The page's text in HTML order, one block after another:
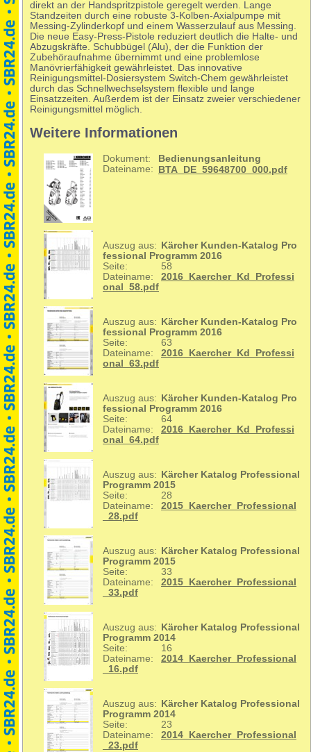
direkt an der Handspritzpistole geregelt werden. Lange
Standzeiten durch eine robuste 3-Kolben-Axialpumpe mit
Messing-Zylinderkopf und einem Wasserzulauf aus Messing.
Die neue Easy-Press-Pistole reduziert deutlich die Halte- und
Abzugskräfte. Schubbügel (Alu), der die Funktion der
Zubehöraufnahme übernimmt und eine problemlose
Manövrierfähigkeit gewährleistet. Das innovative
Reinigungsmittel-Dosiersystem Switch-Chem gewährleistet
durch das Schnellwechselsystem flexible und lange
Einsatzzeiten. Außerdem ist der Einsatz zweier verschiedener
Reinigungsmittel möglich.
Weitere Informationen
Dokument:
Bedienungsanleitung
Dateiname:
BTA_DE_59648700_000.pdf
Auszug aus:
Kärcher Kunden-Katalog Pro
fessional Programm 2016
Seite:
58
Dateiname:
2016_Kaercher_Kd_Professi
onal_58.pdf
Auszug aus:
Kärcher Kunden-Katalog Pro
fessional Programm 2016
Seite:
63
Dateiname:
2016_Kaercher_Kd_Professi
onal_63.pdf
Auszug aus:
Kärcher Kunden-Katalog Pro
fessional Programm 2016
Seite:
64
Dateiname:
2016_Kaercher_Kd_Professi
onal_64.pdf
Auszug aus:
Kärcher Katalog Professional
Programm 2015
Seite:
28
Dateiname:
2015_Kaercher_Professional
_28.pdf
Auszug aus:
Kärcher Katalog Professional
Programm 2015
Seite:
33
Dateiname:
2015_Kaercher_Professional
_33.pdf
Auszug aus:
Kärcher Katalog Professional
Programm 2014
Seite:
16
Dateiname:
2014_Kaercher_Professional
_16.pdf
Auszug aus:
Kärcher Katalog Professional
Programm 2014
Seite:
23
Dateiname:
2014_Kaercher_Professional
_23.pdf